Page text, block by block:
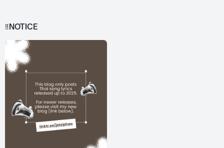
‼️NOTICE